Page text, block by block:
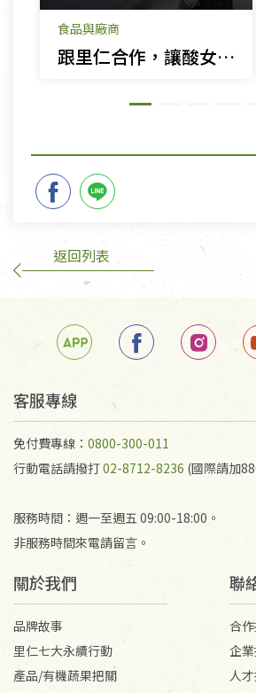
食品與廠商
跟里仁合作，讓酸女孩找到一群和他一樣龜毛的人！
返回列表
客服專線
免付費專線： 0800-300-011
行動電話請撥打02-8712-8236 (國際請加
服務時間：週一至週五 09:00-18:00。
非服務時間來電請留言。
關於我們
品牌故事
里仁七大永續行動
產品/有機蔬果把關
聯
合
企
人